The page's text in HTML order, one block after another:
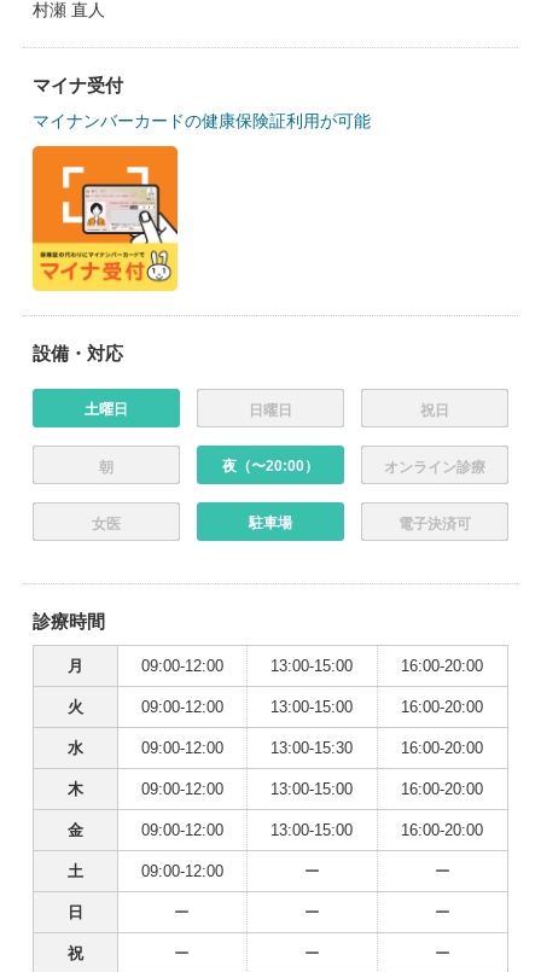
村瀬 直人
マイナ受付
マイナンバーカードの健康保険証利用が可能
設備・対応
土曜日 日曜日 祝日
朝 夜（〜20:00） オンライン診療
女医 駐車場 電子決済可
診療時間
月 09:00-12:00 13:00-15:00 16:00-20:00
火 09:00-12:00 13:00-15:00 16:00-20:00
水 09:00-12:00 13:00-15:30 16:00-20:00
木 09:00-12:00 13:00-15:00 16:00-20:00
金 09:00-12:00 13:00-15:00 16:00-20:00
土 09:00-12:00 ー ー
日 ー ー ー
祝 ー ー ー